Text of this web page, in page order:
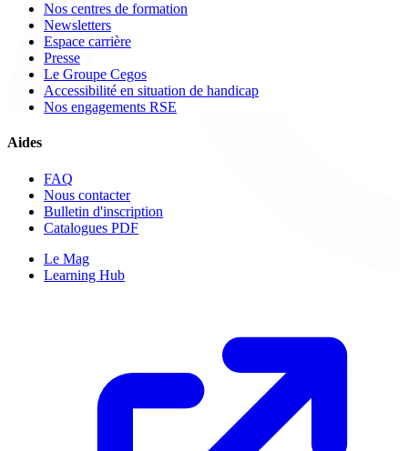
Nos centres de formation
Newsletters
Espace carrière
Presse
Le Groupe Cegos
Accessibilité en situation de handicap
Nos engagements RSE
Aides
FAQ
Nous contacter
Bulletin d'inscription
Catalogues PDF
Le Mag
Learning Hub